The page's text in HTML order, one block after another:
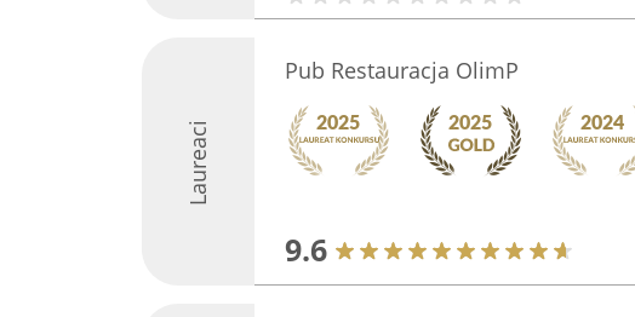
Laureaci
Pub Restauracja OlimP
9.6